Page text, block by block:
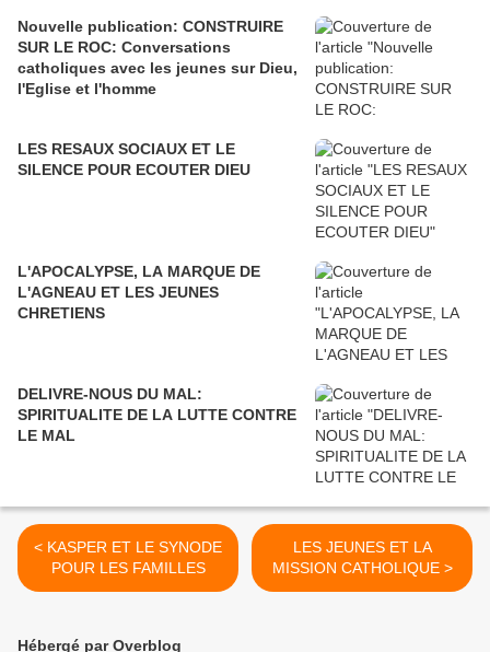
Nouvelle publication: CONSTRUIRE
SUR LE ROC: Conversations
catholiques avec les jeunes sur Dieu,
l'Eglise et l'homme
LES RESAUX SOCIAUX ET LE
SILENCE POUR ECOUTER DIEU
L'APOCALYPSE, LA MARQUE DE
L'AGNEAU ET LES JEUNES
CHRETIENS
DELIVRE-NOUS DU MAL:
SPIRITUALITE DE LA LUTTE CONTRE
LE MAL
< KASPER ET LE SYNODE
POUR LES FAMILLES
LES JEUNES ET LA
MISSION CATHOLIQUE >
Hébergé par Overblog